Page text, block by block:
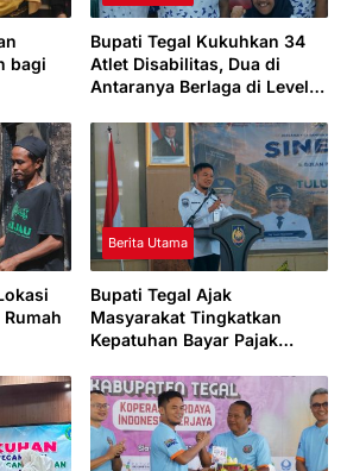
bagi
Bupati Tegal Kukuhkan 34
Atlet Disabilitas, Dua di
Antaranya Berlaga di Level
Berita Utama
Bupati Tegal Ajak
Masyarakat Tingkatkan
Kepatuhan Bayar Pajak
NGOPENI”